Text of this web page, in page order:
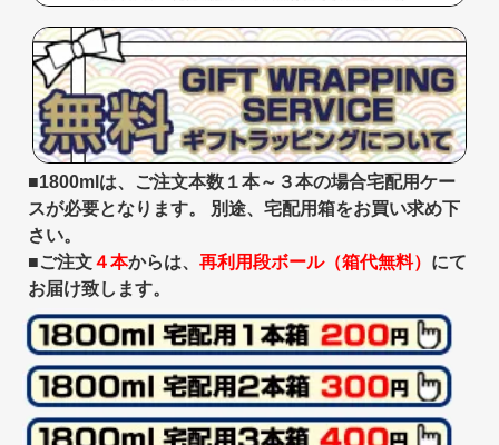
■1800mlは、ご注文本数１本～３本の場合宅配用ケー
スが必要となります。 別途、宅配用箱をお買い求め下
さい。
■ご注文４本からは、 再利用段ボール（箱代無料） にて
お届け致します。